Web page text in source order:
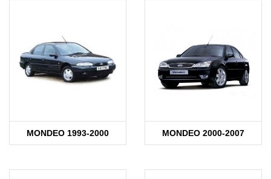
MONDEO 1993-2000 MONDEO 2000-2007